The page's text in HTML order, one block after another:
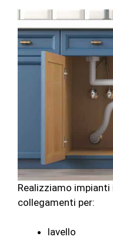
Realizziamo
collegamenti per:
lavello